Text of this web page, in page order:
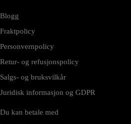
Blogg
Fraktpolicy
Personvernpolicy
Retur- og refusjonspolicy
Salgs- og bruksvilkår
Juridisk informasjon og GDPR
Du kan betale med